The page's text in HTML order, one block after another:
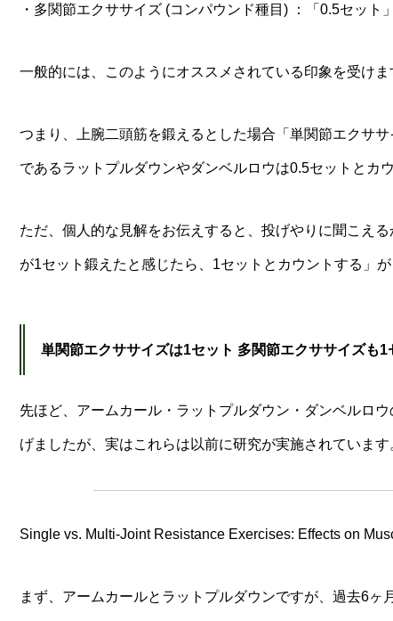
・多関節エクササイズ (コンパウンド種目) ：「0.5セット
一般的には、このようにオススメされている印象を受けま
つまり、上腕二頭筋を鍛えるとした場合「単関節エクサ
であるラットプルダウンやダンベルロウは0.5セットとカ
ただ、個人的な見解をお伝えすると、投げやりに聞こえ
が1セット鍛えたと感じたら、1セットとカウントする」が
単関節エクササイズは1セット 多関節エクササイズも1
先ほど、アームカール・ラットプルダウン・ダンベルロ
げましたが、実はこれらは以前に研究が実施されています
Single vs. Multi-Joint Resistance Exercises: Effects on
まず、アームカールとラットプルダウンですが、過去6